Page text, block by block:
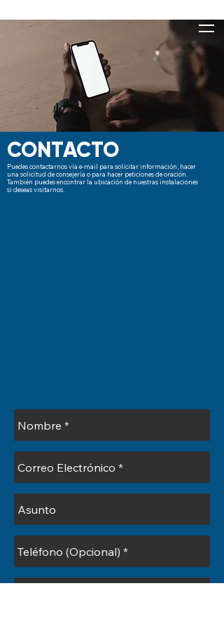
CONTACTO
Puedes contactarnos vía e-mail para solicitar información, hacer
una solicitud de consejería o para hacer peticiones de oración.
También puedes encontrar la ubicación de nuestras instalaciones
si deseas visitarnos.